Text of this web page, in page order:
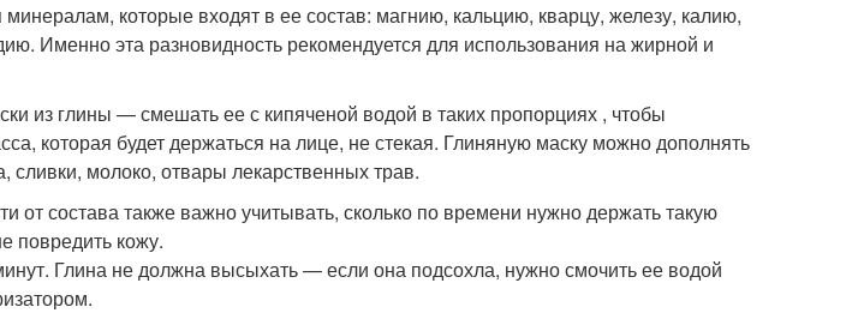
минералам, которые входят в ее состав: магнию, кальцию, кварцу, железу, калию,
Именно эта разновидность рекомендуется для использования на жирной и
из глины — смешать ее с кипяченой водой в таких пропорциях , чтобы
которая будет держаться на лице, не стекая. Глиняную маску можно дополнять
сливки, молоко, отвары лекарственных трав.
от состава также важно учитывать, сколько по времени нужно держать такую
повредить кожу.
Глина не должна высыхать — если она подсохла, нужно смочить ее водой